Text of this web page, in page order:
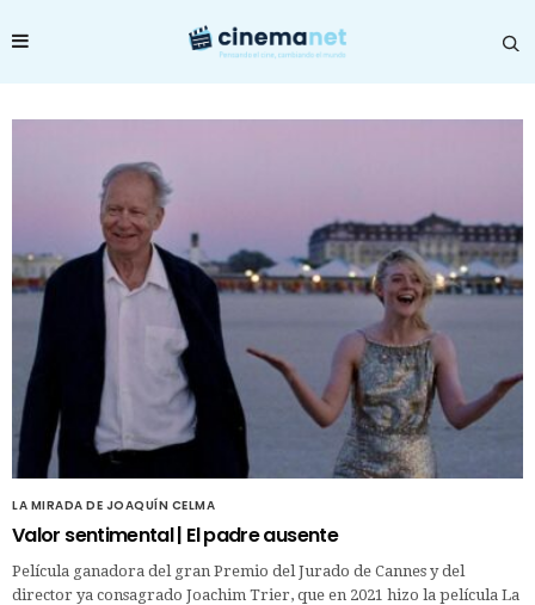
LA MIRADA DE JOAQUÍN CELMA
Valor sentimental | El padre ausente
Película ganadora del gran Premio del Jurado de Cannes y del
director ya consagrado Joachim Trier, que en 2021 hizo la película La